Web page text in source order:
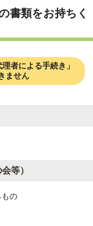
書類をお持ちく
者による手続き」
ません
等）
の